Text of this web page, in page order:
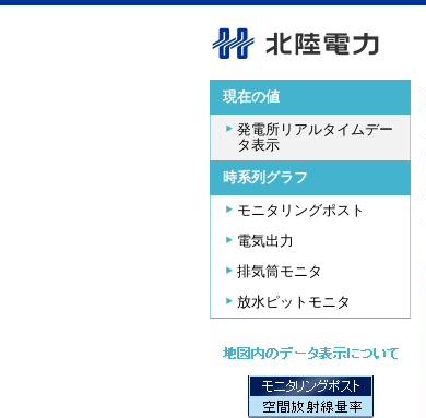
現在の値
発電所リアルタイムデー
タ表示
時系列グラフ
モニタリングポスト
電気出力
排気筒モニタ
放水ピットモニタ